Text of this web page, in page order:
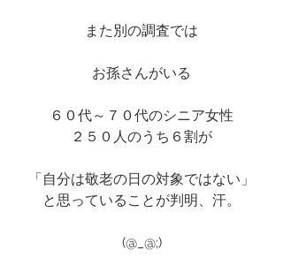
また別の調査では
お孫さんがいる
６０代～７０代のシニア女性
２５０人のうち６割が
「自分は敬老の日の対象ではない」
と思っていることが判明、汗。
(@_@;)